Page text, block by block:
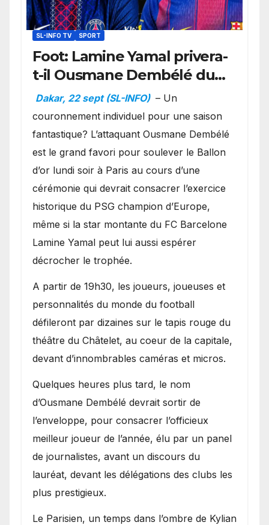
SL-INFO TV SPORT
Foot: Lamine Yamal privera-
t-il Ousmane Dembélé du
Ballon d’or ?
Dakar, 22 sept (SL-INFO) – Un
couronnement individuel pour une saison
fantastique? L’attaquant Ousmane Dembélé
est le grand favori pour soulever le Ballon
d’or lundi soir à Paris au cours d’une
cérémonie qui devrait consacrer l’exercice
historique du PSG champion d’Europe,
même si la star montante du FC Barcelone
Lamine Yamal peut lui aussi espérer
décrocher le trophée.
A partir de 19h30, les joueurs, joueuses et
personnalités du monde du football
défileront par dizaines sur le tapis rouge du
théâtre du Châtelet, au coeur de la capitale,
devant d’innombrables caméras et micros.
Quelques heures plus tard, le nom
d’Ousmane Dembélé devrait sortir de
l’enveloppe, pour consacrer l’officieux
meilleur joueur de l’année, élu par un panel
de journalistes, avant un discours du
lauréat, devant les délégations des clubs les
plus prestigieux.
Le Parisien, un temps dans l’ombre de Kylian